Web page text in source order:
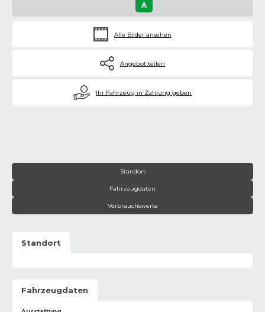
A
Alle Bilder ansehen
Angebot teilen
€ Ihr Fahrzeug in Zahlung geben
Standort
Fahrzeugdaten
Verbrauchswerte
Standort
Fahrzeugdaten